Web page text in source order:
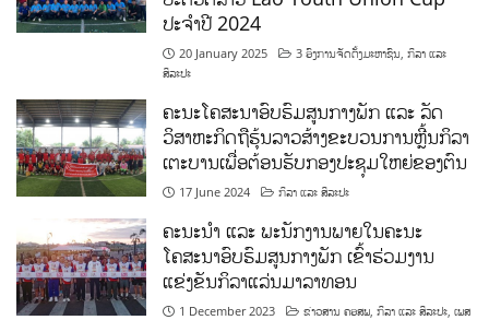
ປະຈຳປີ 2024
20 January 2025 3 ອົງການຈັດຕັ້ງມະຫາຊົນ ,ກິລາ ແລະ
ສິລະປະ
ຄະນະໂຄສະນາອົບຮົມສູນກາງພັກ ແລະ ລັດ
ວິສາຫະກິດຖືຮຸ້ນລາວສ້າງຂະບວນການຫຼີ້ນກິລາ
ເຕະບານເພື່ອຕ້ອນຮັບກອງປະຊຸມໃຫຍ່ຂອງຕົນ
17 June 2024 ກິລາ ແລະ ສິລະປະ
ຄະນະນຳ ແລະ ພະນັກງານພາຍໃນຄະນະ
ໂຄສະນາອົບຮົມສູນກາງພັກ ເຂົ້າຮ່ວມງານ
ແຂ່ງຂັນກິລາແລ່ນມາລາທອນ
1 December 2023 ຂ່າວສານ ຄອສພ ,ກິລາ ແລະ ສິລະປະ ,ເພສ